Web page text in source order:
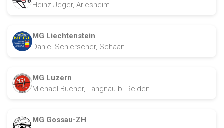
Heinz Jeger, Arlesheim
MG Liechtenstein
Daniel Schierscher, Schaan
MG Luzern
Michael Bucher, Langnau b. Reiden
MG Gossau-ZH